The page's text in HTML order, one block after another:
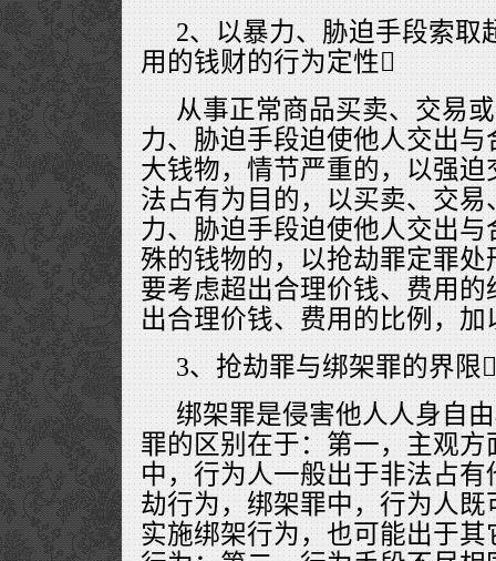
2、以暴力、胁迫手段索取
用的钱财的行为定性
从事正常商品买卖、交易
力、胁迫手段迫使他人交出
大钱物，情节严重的，以强
法占有为目的，以买卖、交
力、胁迫手段迫使他人交出
殊的钱物的，以抢劫罪定罪
要考虑超出合理价钱、费用
出合理价钱、费用的比例，
3、抢劫罪与绑架罪的界限
绑架罪是侵害他人人身自
罪的区别在于：第一，主观
中，行为人一般出于非法占
劫行为，绑架罪中，行为人
实施绑架行为，也可能出于